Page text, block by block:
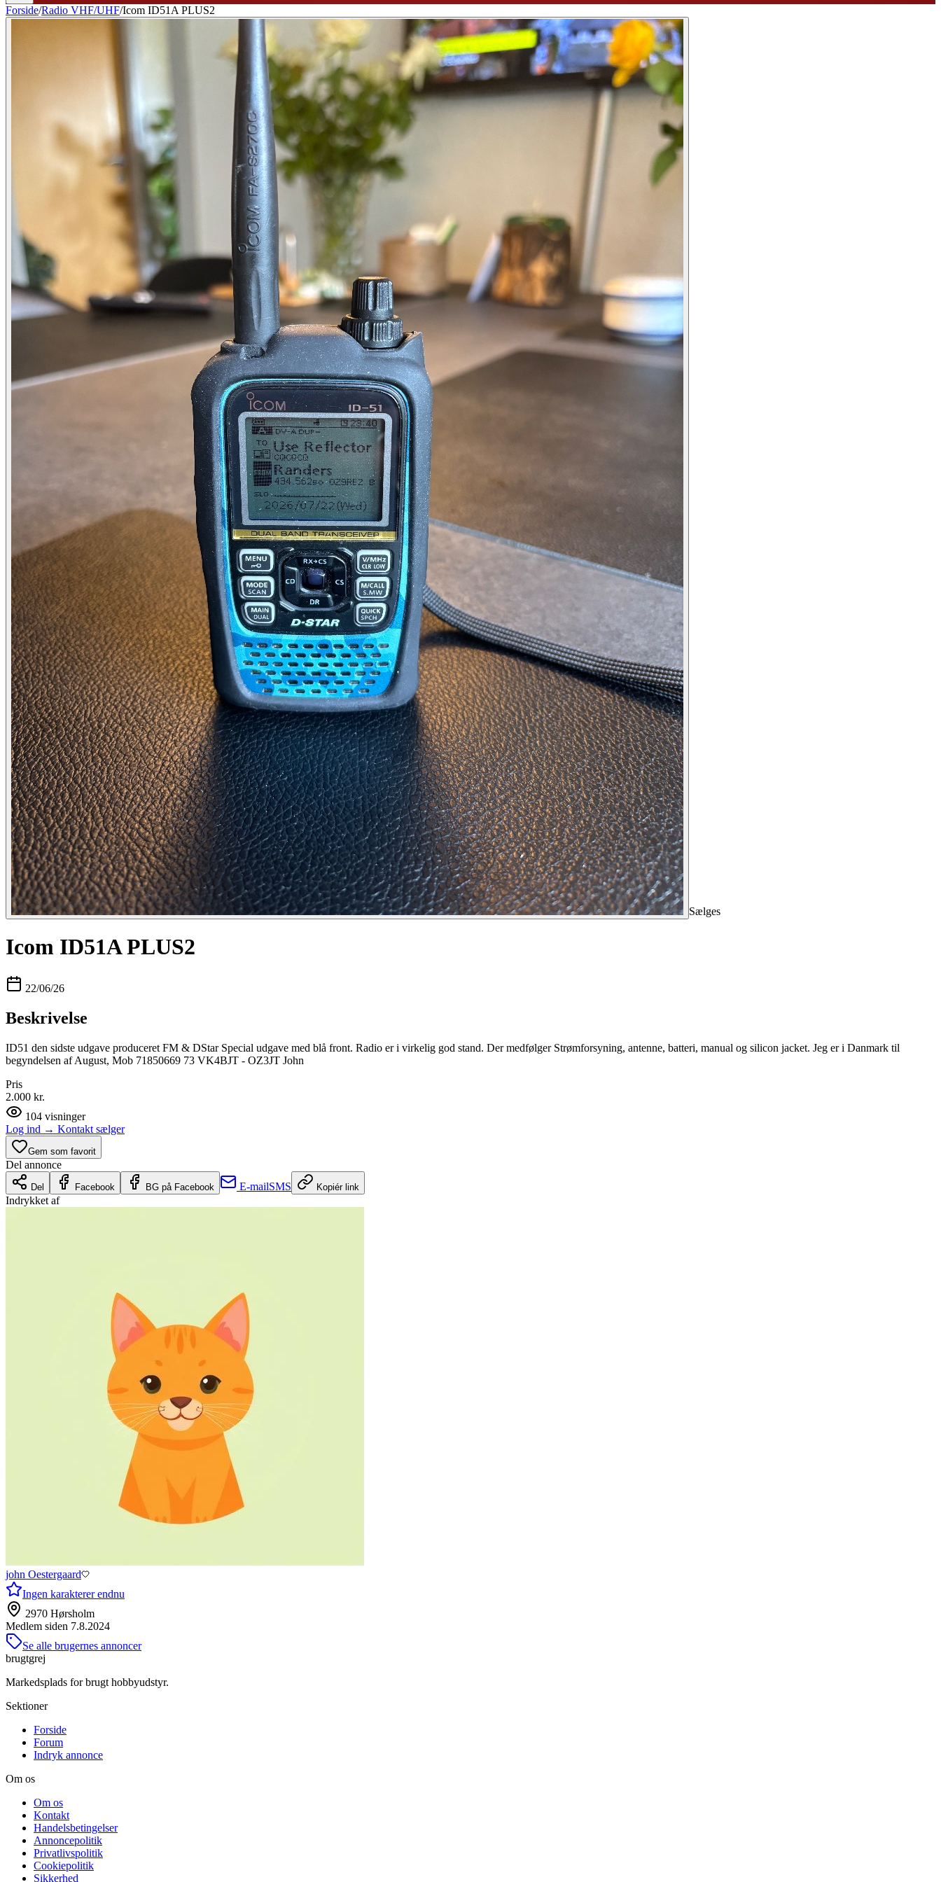
Forside/Radio VHF/UHF/Icom ID51A PLUS2
Sælges
Icom ID51A PLUS2
22/06/26
Beskrivelse
ID51 den sidste udgave produceret FM & DStar Special udgave med blå front. Radio er i virkelig god stand. Der medfølger Strømforsyning, antenne, batteri, manual og silicon jacket. Jeg er i Danmark til
begyndelsen af August, Mob 71850669 73 VK4BJT - OZ3JT John
Pris
2.000 kr.
104 visninger
Log ind → Kontakt sælger
Gem som favorit
Del annonce
Del Facebook BG på Facebook E-mailSMS Kopiér link
Indrykket af
john Oestergaard
Ingen karakterer endnu
2970 Hørsholm
Medlem siden 7.8.2024
Se alle brugernes annoncer
brugtgrej
Markedsplads for brugt hobbyudstyr.
Sektioner
Forside
Forum
Indryk annonce
Om os
Om os
Kontakt
Handelsbetingelser
Annoncepolitik
Privatlivspolitik
Cookiepolitik
Sikkerhed